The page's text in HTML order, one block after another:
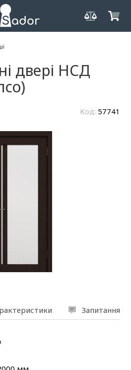
двері НСД
Код: 57741
Запитання